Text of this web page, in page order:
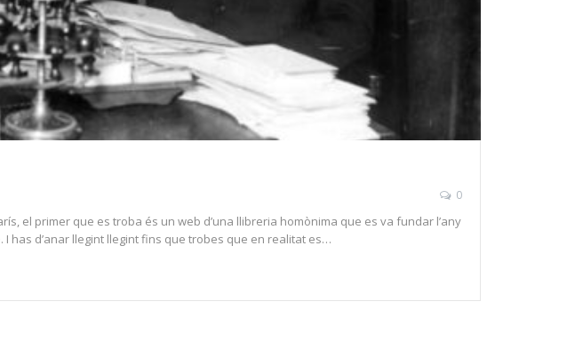
0
el primer que es troba és un web d’una llibreria homònima que es va fundar l’any
I has d’anar llegint llegint fins que trobes que en realitat es…